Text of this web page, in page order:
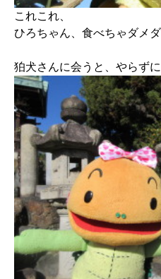
これこれ、
ひろちゃん、食べちゃダメ
狛犬さんに会うと、やらず